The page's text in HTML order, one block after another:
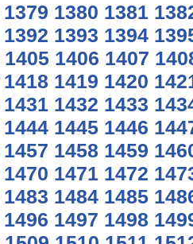
1379 1380 1381
1392 1393 1394
1405 1406 1407
1418 1419 1420
1431 1432 1433
1444 1445 1446
1457 1458 1459
1470 1471 1472
1483 1484 1485
1496 1497 1498